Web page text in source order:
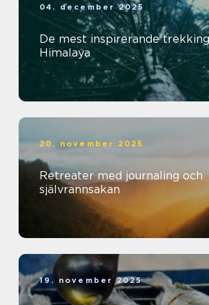
04. december 2025
De mest inspirerande
Himalaya
20. november 2025
Retreater med journaling och
självrannsakan
19. november 2025